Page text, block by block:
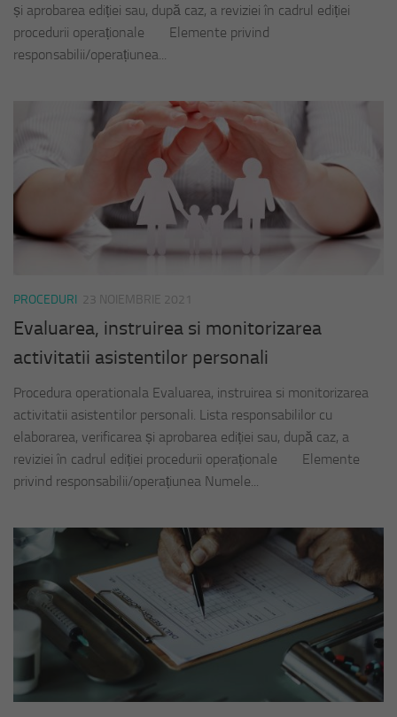
și aprobarea ediției sau, după caz, a reviziei în cadrul ediției
procedurii operaționale Elemente privind
responsabilii/operațiunea...
PROCEDURI 23 NOIEMBRIE 2021
Evaluarea, instruirea si monitorizarea
activitatii asistentilor personali
Procedura operationala Evaluarea, instruirea si monitorizarea
activitatii asistentilor personali. Lista responsabililor cu
elaborarea, verificarea și aprobarea ediției sau, după caz, a
reviziei în cadrul ediției procedurii operaționale Elemente
privind responsabilii/operațiunea Numele...